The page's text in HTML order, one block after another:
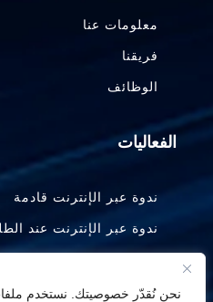
نحن نُقدّر خصوصيتك. نستخدم
معلومات عنا
فريقنا
الوظائف
الفعاليات
ندوة عبر الإنترنت قادمة
ندوة عبر الإنترنت عند